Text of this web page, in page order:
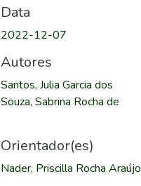
Data
2022-12-07
Autores
Santos, Julia Garcia dos
Souza, Sabrina Rocha de
Orientador(es)
Nader, Priscilla Rocha Araújo